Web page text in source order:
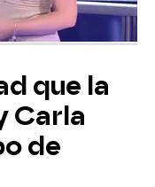
que la
Carla
de